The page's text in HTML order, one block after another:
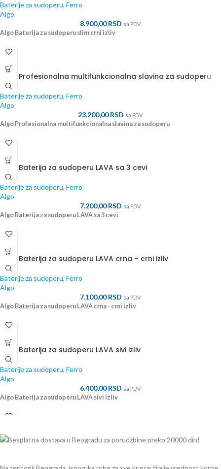
Baterije za sudoperu, Ferro
Algo
8.900,00RSD sa PDV
Algo Baterija za sudoperu slim crni izliv
Algo Profesionalna multifunkcionalna slavina za sudoperu
Baterije za sudoperu, Ferro
Algo
23.200,00RSD sa PDV
Algo Profesionalna multifunkcionalna slavina za sudoperu
Algo Baterija za sudoperu LAVA sa 3 cevi
Baterije za sudoperu, Ferro
Algo
7.200,00RSD sa PDV
Algo Baterija za sudoperu LAVA sa 3 cevi
Algo Baterija za sudoperu LAVA crna – crni izliv
Baterije za sudoperu, Ferro
Algo
7.100,00RSD sa PDV
Algo Baterija za sudoperu LAVA crna - crni izliv
Algo Baterija za sudoperu LAVA sivi izliv
Baterije za sudoperu, Ferro
Algo
6.400,00RSD sa PDV
Algo Baterija za sudoperu LAVA sivi izliv